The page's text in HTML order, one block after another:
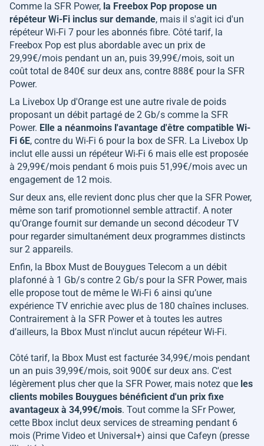
Comme la SFR Power, la Freebox Pop propose un
répéteur Wi-Fi inclus sur demande, mais il s'agit ici d'un
répéteur Wi-Fi 7 pour les abonnés fibre. Côté tarif, la
Freebox Pop est plus abordable avec un prix de
29,99€/mois pendant un an, puis 39,99€/mois, soit un
coût total de 840€ sur deux ans, contre 888€ pour la SFR
Power.
La Livebox Up d'Orange est une autre rivale de poids
proposant un débit partagé de 2 Gb/s comme la SFR
Power. Elle a néanmoins l'avantage d'être compatible Wi-
Fi 6E, contre du Wi-Fi 6 pour la box de SFR. La Livebox Up
inclut elle aussi un répéteur Wi-Fi 6 mais elle est proposée
à 29,99€/mois pendant 6 mois puis 51,99€/mois avec un
engagement de 12 mois.
Sur deux ans, elle revient donc plus cher que la SFR Power,
même son tarif promotionnel semble attractif. A noter
qu'Orange fournit sur demande un second décodeur TV
pour regarder simultanément deux programmes distincts
sur 2 appareils.
Enfin, la Bbox Must de Bouygues Telecom a un débit
plafonné à 1 Gb/s contre 2 Gb/s pour la SFR Power, mais
elle propose tout de même le Wi-Fi 6 ainsi qu’une
expérience TV enrichie avec plus de 180 chaînes incluses.
Contrairement à la SFR Power et à toutes les autres
d’ailleurs, la Bbox Must n'inclut aucun répéteur Wi-Fi.
Côté tarif, la Bbox Must est facturée 34,99€/mois pendant
un an puis 39,99€/mois, soit 900€ sur deux ans. C'est
légèrement plus cher que la SFR Power, mais notez que les
clients mobiles Bouygues bénéficient d'un prix fixe
avantageux à 34,99€/mois. Tout comme la SFr Power,
cette Bbox inclut deux services de streaming pendant 6
mois (Prime Video et Universal+) ainsi que Cafeyn (presse